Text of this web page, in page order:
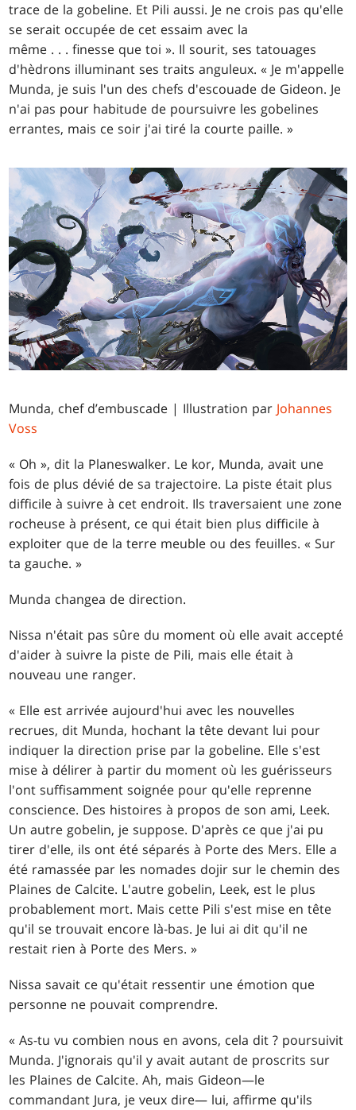
trace de la gobeline. Et Pili aussi. Je ne crois pas qu'elle
se serait occupée de cet essaim avec la
même . . . finesse que toi ». Il sourit, ses tatouages
d'hèdrons illuminant ses traits anguleux. « Je m'appelle
Munda, je suis l'un des chefs d'escouade de Gideon. Je
n'ai pas pour habitude de poursuivre les gobelines
errantes, mais ce soir j'ai tiré la courte paille. »
Munda, chef d’embuscade | Illustration par Johannes
Voss
« Oh », dit la Planeswalker. Le kor, Munda, avait une
fois de plus dévié de sa trajectoire. La piste était plus
difficile à suivre à cet endroit. Ils traversaient une zone
rocheuse à présent, ce qui était bien plus difficile à
exploiter que de la terre meuble ou des feuilles. « Sur
ta gauche. »
Munda changea de direction.
Nissa n'était pas sûre du moment où elle avait accepté
d'aider à suivre la piste de Pili, mais elle était à
nouveau une ranger.
« Elle est arrivée aujourd'hui avec les nouvelles
recrues, dit Munda, hochant la tête devant lui pour
indiquer la direction prise par la gobeline. Elle s'est
mise à délirer à partir du moment où les guérisseurs
l'ont suffisamment soignée pour qu'elle reprenne
conscience. Des histoires à propos de son ami, Leek.
Un autre gobelin, je suppose. D'après ce que j'ai pu
tirer d'elle, ils ont été séparés à Porte des Mers. Elle a
été ramassée par les nomades dojir sur le chemin des
Plaines de Calcite. L'autre gobelin, Leek, est le plus
probablement mort. Mais cette Pili s'est mise en tête
qu'il se trouvait encore là-bas. Je lui ai dit qu'il ne
restait rien à Porte des Mers. »
Nissa savait ce qu'était ressentir une émotion que
personne ne pouvait comprendre.
« As-tu vu combien nous en avons, cela dit ? poursuivit
Munda. J'ignorais qu'il y avait autant de proscrits sur
les Plaines de Calcite. Ah, mais Gideon—le
commandant Jura, je veux dire— lui, affirme qu'ils